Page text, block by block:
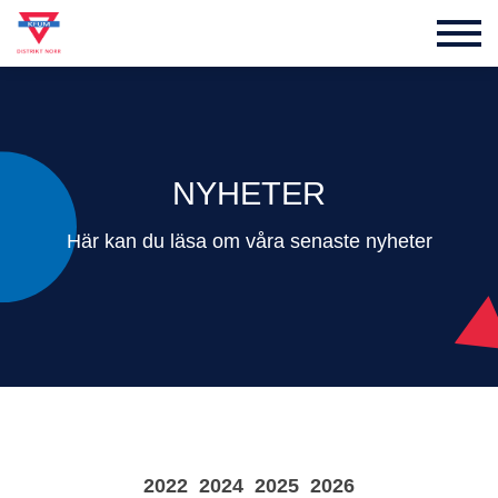
NYHETER
Här kan du läsa om våra senaste nyheter
2026
2025
2024
2022